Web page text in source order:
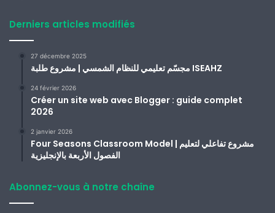
Derniers articles modifiés
27 décembre 2025
مجسّم تعليمي للنظام الشمسي | مشروع طلبة ISEAHZ
24 février 2026
Créer un site web avec Blogger : guide complet
2026
2 janvier 2026
Four Seasons Classroom Model | مشروع تفاعلي لتعليم
الفصول الأربعة بالإنجليزية
Abonnez-vous à notre chaîne